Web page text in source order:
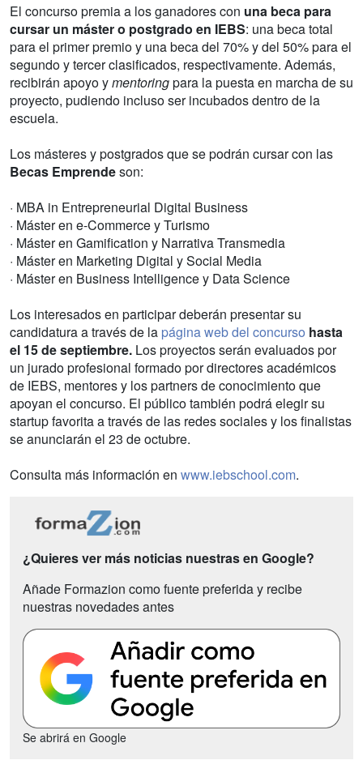
El concurso premia a los ganadores con una beca para
cursar un máster o postgrado en IEBS: una beca total
para el primer premio y una beca del 70% y del 50% para el
segundo y tercer clasificados, respectivamente. Además,
recibirán apoyo ymentoringpara la puesta en marcha de su
proyecto, pudiendo incluso ser incubados dentro de la
escuela.
Los másteres y postgrados que se podrán cursar con las
Becas Emprendeson:
· MBA in Entrepreneurial Digital Business
· Máster en e-Commerce y Turismo
· Máster en Gamification y Narrativa Transmedia
· Máster en Marketing Digital y Social Media
· Máster en Business Intelligence y Data Science
Los interesados en participar deberán presentar su
candidatura a través de la página web del concurso hasta
el 15 de septiembre. Los proyectos serán evaluados por
un jurado profesional formado por directores académicos
de IEBS, mentores y los partners de conocimiento que
apoyan el concurso. El público también podrá elegir su
startup favorita a través de las redes sociales y los finalistas
se anunciarán el 23 de octubre.
Consulta más información en www.iebschool.com.
¿Quieres ver más noticias nuestras en Google?
Añade Formazion como fuente preferida y recibe
nuestras novedades antes
Se abrirá en Google